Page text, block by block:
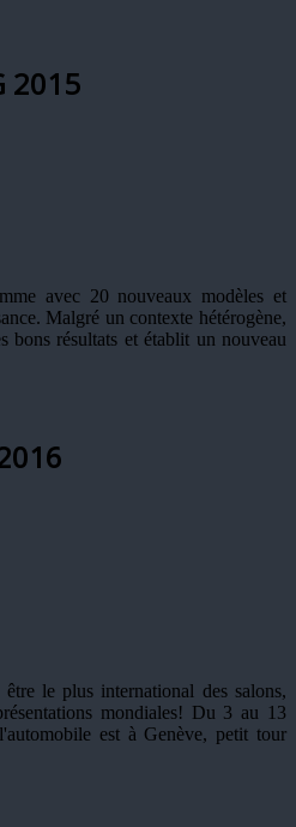
2015
avec 20 nouveaux modèles et
Malgré un contexte hétérogène,
bons résultats et établit un nouveau
le plus international des salons,
mondiales! Du 3 au 13
est à Genève, petit tour